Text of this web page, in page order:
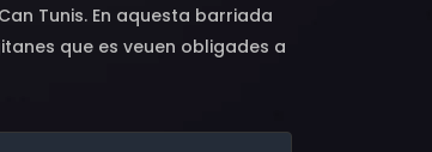
Tunis. En aquesta barriada
que es veuen obligades a
les històries del Tío Bolo com